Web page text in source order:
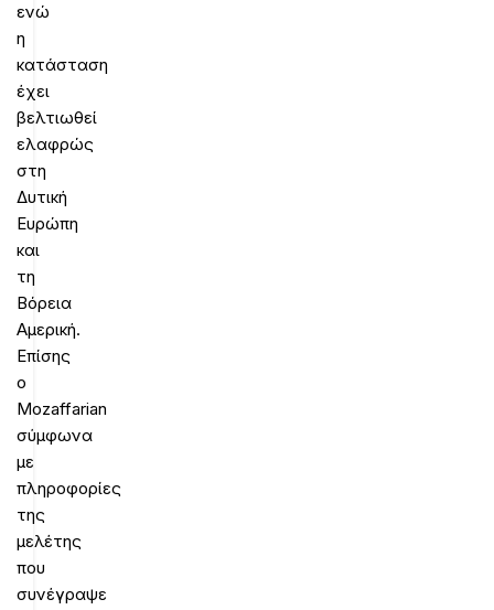
ενώ
η
κατάσταση
έχει
βελτιωθεί
ελαφρώς
στη
Δυτική
Ευρώπη
και
τη
Βόρεια
Αμερική.
Επίσης
ο
Mozaffarian
σύμφωνα
με
πληροφορίες
της
μελέτης
που
συνέγραψε